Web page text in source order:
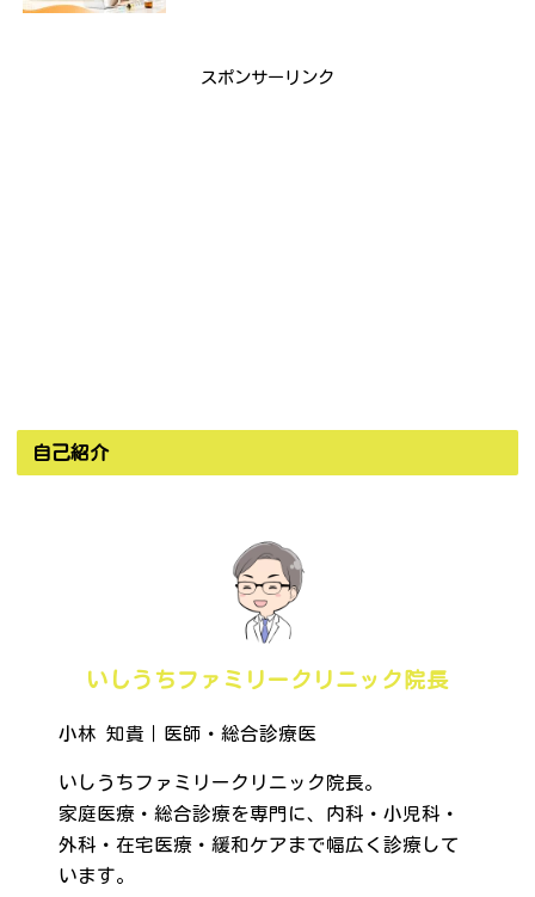
スポンサーリンク
自己紹介
いしうちファミリークリニック院長
小林 知貴｜医師・総合診療医
いしうちファミリークリニック院長。
家庭医療・総合診療を専門に、内科・小児科・
外科・在宅医療・緩和ケアまで幅広く診療して
います。